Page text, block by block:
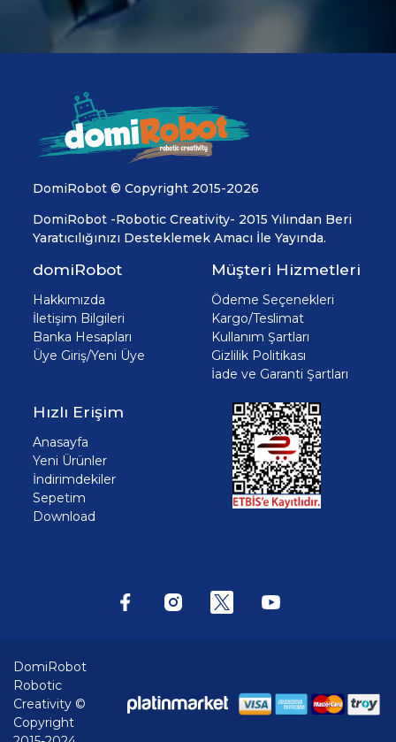
DomiRobot © Copyright 2015-2026
DomiRobot -Robotic Creativity- 2015 Yılından Beri
Yaratıcılığınızı Desteklemek Amacı İle Yayında.
domiRobot
Hakkımızda
İletişim Bilgileri
Banka Hesapları
Üye Giriş/Yeni Üye
Müşteri Hizmetleri
Ödeme Seçenekleri
Kargo/Teslimat
Kullanım Şartları
Gizlilik Politikası
İade ve Garanti Şartları
Hızlı Erişim
Anasayfa
Yeni Ürünler
İndirimdekiler
Sepetim
Download
DomiRobot
Robotic
Creativity ©
Copyright